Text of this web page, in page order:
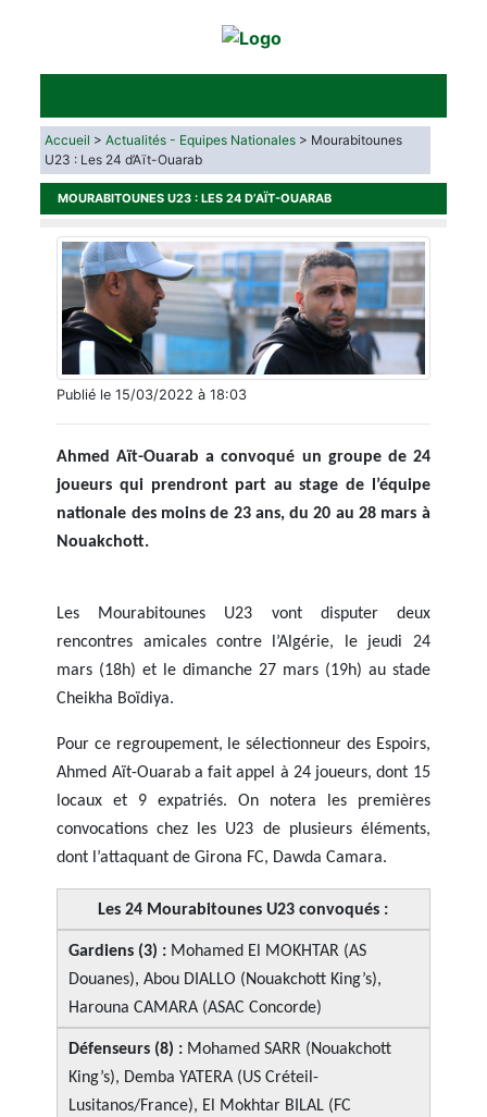
Accueil >Actualités - Equipes Nationales > Mourabitounes
U23 : Les 24 d’Aït-Ouarab
MOURABITOUNES U23 : LES 24 D’AÏT-OUARAB
Publié le 15/03/2022 à 18:03
Ahmed Aït-Ouarab a convoqué un groupe de 24
joueurs qui prendront part au stage de l’équipe
nationale des moins de 23 ans, du 20 au 28 mars à
Nouakchott.
Les Mourabitounes U23 vont disputer deux
rencontres amicales contre l’Algérie, le jeudi 24
mars (18h) et le dimanche 27 mars (19h) au stade
Cheikha Boïdiya.
Pour ce regroupement, le sélectionneur des Espoirs,
Ahmed Aït-Ouarab a fait appel à 24 joueurs, dont 15
locaux et 9 expatriés. On notera les premières
convocations chez les U23 de plusieurs éléments,
dont l’attaquant de Girona FC, Dawda Camara.
Les 24 Mourabitounes U23 convoqués :
Gardiens (3) : Mohamed El MOKHTAR (AS
Douanes), Abou DIALLO (Nouakchott King’s),
Harouna CAMARA (ASAC Concorde)
Défenseurs (8) : Mohamed SARR (Nouakchott
King’s), Demba YATERA (US Créteil-
Lusitanos/France), El Mokhtar BILAL (FC